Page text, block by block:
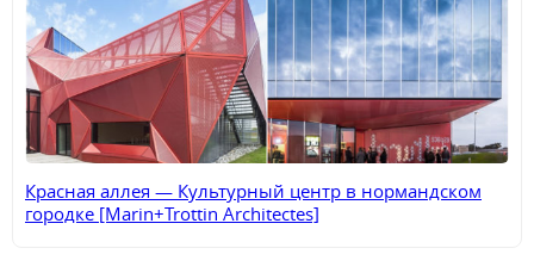
Красная аллея — Культурный центр в нормандском
городке [Marin+Trottin Architectes]